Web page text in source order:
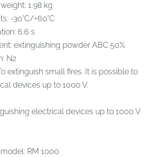
1.98 kg
-30°C/+60°C
6.6 s
extinguishing powder ABC 50%
N2
extinguish small fires. It is possible to
devices up to 1000 V.
electrical devices up to 1000 V
RM 1000